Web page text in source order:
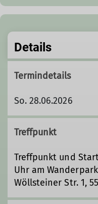
Details
Termindetails
So. 28.06.2026
Treffpunkt
Treffpunkt und
Uhr am
Wöllsteiner Str. 1,